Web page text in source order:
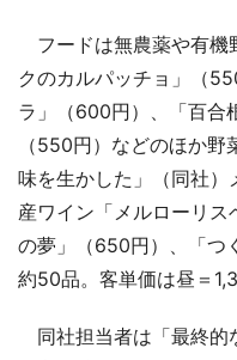
フードは無農薬や有機
クのカルパッチョ」（
ラ」（600円）、「百合
（550円）などのほか
味を生かした」（同社
産ワイン「メルローリ
の夢」（650円）、「つ
約50品。客単価は昼＝
同社担当者は「最終的